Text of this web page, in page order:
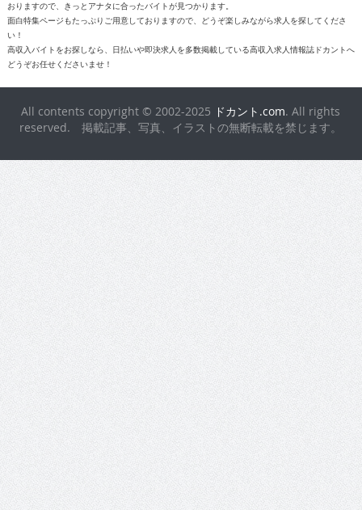
おりますので、きっとアナタに合ったバイトが見つかります。
面白特集ページもたっぷりご用意しておりますので、どうぞ楽しみながら求人を探してくださ
い！
高収入バイトをお探しなら、日払いや即決求人を多数掲載している高収入求人情報誌ドカントへ
どうぞお任せくださいませ！
All contents copyright © 2002-2025 ドカント.com. All rights
reserved. 掲載記事、写真、イラストの無断転載を禁じます。